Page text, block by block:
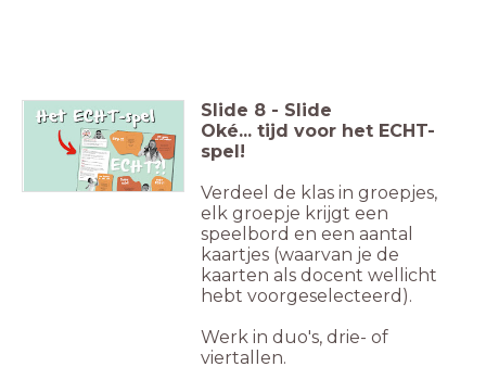
Slide 8 - Slide
Oké... tijd voor het ECHT-
spel!
Verdeel de klas in groepjes,
elk groepje krijgt een
speelbord en een aantal
kaartjes (waarvan je de
kaarten als docent wellicht
hebt voorgeselecteerd).
Werk in duo's, drie- of
viertallen.